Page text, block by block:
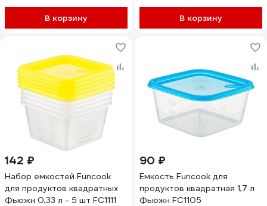
В корзину В корзину
142 ₽
Набор емкостей Funcook
для продуктов квадратных
Фьюжн 0,33 л - 5 шт FC1111
90 ₽
Емкость Funcook для
продуктов квадратная 1,7 л
Фьюжн FC1105